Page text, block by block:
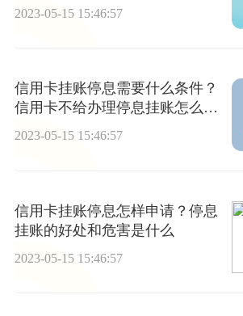
2023-05-15 15:46:57
信用卡挂账停息需要什么条件？
信用卡不给办理停息挂账怎么办
全球关注
2023-05-15 15:46:57
信用卡挂账停息怎样申请？停息
挂账的好处和危害是什么
2023-05-15 15:46:57